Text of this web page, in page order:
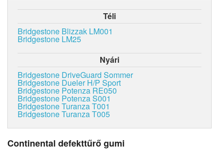
Téli
Bridgestone Blizzak LM001
Bridgestone LM25
Nyári
Bridgestone DriveGuard Sommer
Bridgestone Dueler H/P Sport
Bridgestone Potenza RE050
Bridgestone Potenza S001
Bridgestone Turanza T001
Bridgestone Turanza T005
Continental defekttűrő gumi